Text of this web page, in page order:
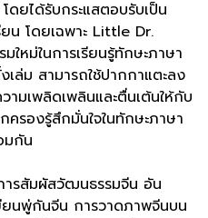
ยได้รับกระแสตอบรับเป็น
น โดยเฉพาะ Little Dr.
หม่ในการเรียนรู้ทักษะภาษา
ม สามารถใช้ปากกาแตะลง
มเพลิดเพลินและตื่นเต้นให้กับ
ครองรู้สึกมั่นใจในทักษะภาษา
มกัน
สัมผัสวัฒนธรรมจีน อัน
ยนพู่กันจีน การวาดภาพจีนบน